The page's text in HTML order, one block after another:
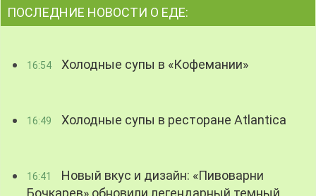
ПОСЛЕДНИЕ НОВОСТИ О ЕДЕ:
16:54 Холодные супы в «Кофемании»
16:49 Холодные супы в ресторане Atlantica
16:41
Новый вкус и дизайн: «Пивоварни
Бочкарев» обновили легендарный темный